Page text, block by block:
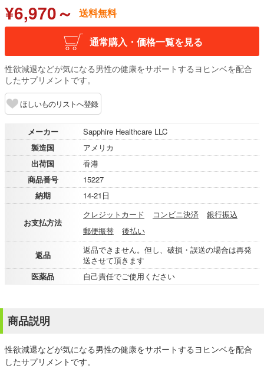
¥6,970～ 送料無料
通常購入・価格一覧を見る
性欲減退などが気になる男性の健康をサポートするヨヒンベを配合
したサプリメントです。
ほしいものリストへ登録
メーカー
Sapphire Healthcare LLC
製造国
アメリカ
出荷国
香港
商品番号
15227
納期
14-21日
お支払方法
クレジットカード コンビニ決済
銀行振込
郵便振替
後払い
返品
返品できません。但し、破損・誤送の場合は再発
送させて頂きます
医薬品
自己責任でご使用ください
商品説明
性欲減退などが気になる男性の健康をサポートするヨヒンベを配合
したサプリメントです。